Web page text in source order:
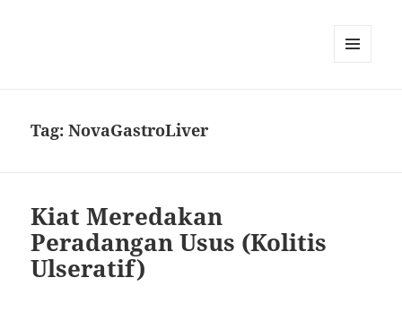
Tag:NovaGastroLiver
Kiat Meredakan
Peradangan Usus (Kolitis
Ulseratif)